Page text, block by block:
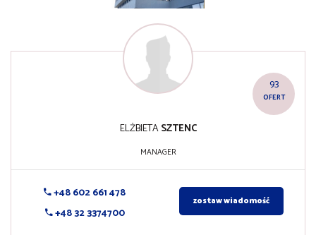
93
OFERT
ELŻBIETASZTENC
MANAGER
+48 602 661 478
+48 32 3374700
zostaw wiadomość